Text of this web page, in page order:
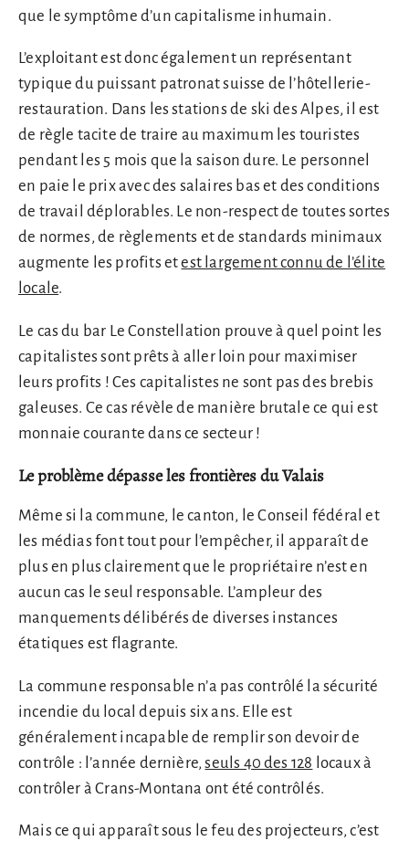
que le symptôme d’un capitalisme inhumain.
L’exploitant est donc également un représentant
typique du puissant patronat suisse de l’hôtellerie-
restauration. Dans les stations de ski des Alpes, il est
de règle tacite de traire au maximum les touristes
pendant les 5 mois que la saison dure. Le personnel
en paie le prix avec des salaires bas et des conditions
de travail déplorables. Le non-respect de toutes sortes
de normes, de règlements et de standards minimaux
augmente les profits etest largement connu de l’élite
locale.
Le cas du bar Le Constellation prouve à quel point les
capitalistes sont prêts à aller loin pour maximiser
leurs profits ! Ces capitalistes ne sont pas des brebis
galeuses. Ce cas révèle de manière brutale ce qui est
monnaie courante dans ce secteur !
Le problème dépasse les frontières du Valais
Même si la commune, le canton, le Conseil fédéral et
les médias font tout pour l’empêcher, il apparaît de
plus en plus clairement que le propriétaire n’est en
aucun cas le seul responsable. L’ampleur des
manquements délibérés de diverses instances
étatiques est flagrante.
La commune responsable n’a pas contrôlé la sécurité
incendie du local depuis six ans. Elle est
généralement incapable de remplir son devoir de
contrôle : l’année dernière,seuls 40 des 128 locaux à
contrôler à Crans-Montana ont été contrôlés.
Mais ce qui apparaît sous le feu des projecteurs, c’est